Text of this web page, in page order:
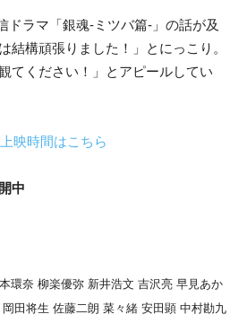
ドラマ「銀魂-ミツバ篇-」の話が及
結構頑張りました！」とにっこり。
てください！」とアピールしてい
中
環奈 柳楽優弥 新井浩文 吉沢亮 早見あか
田将生 佐藤二朗 菜々緒 安田顕 中村勘九